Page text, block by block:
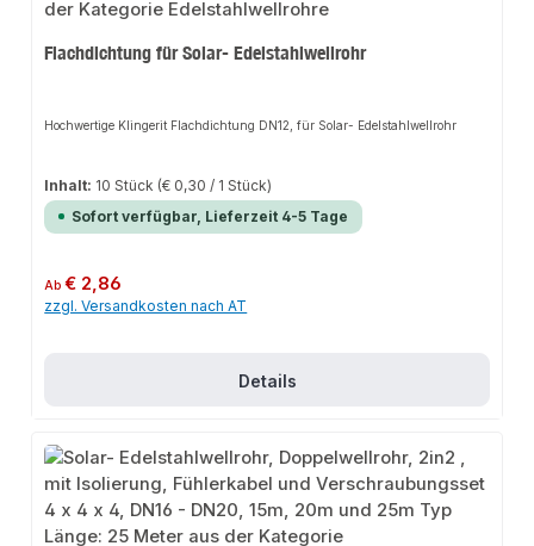
Flachdichtung für Solar- Edelstahlwellrohr
Hochwertige Klingerit Flachdichtung DN12, für Solar- Edelstahlwellrohr
Inhalt: 10 Stück (€ 0,30 / 1 Stück)
Sofort verfügbar, Lieferzeit 4-5 Tage
Regulärer Preis:
Ab€ 2,86
zzgl. Versandkosten nach AT
Details